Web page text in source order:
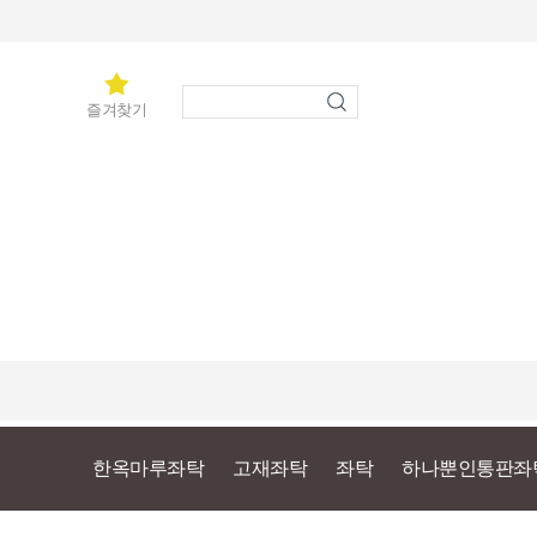
즐겨찾기
한옥마루좌탁 고재좌탁 좌탁 하나뿐인통판좌